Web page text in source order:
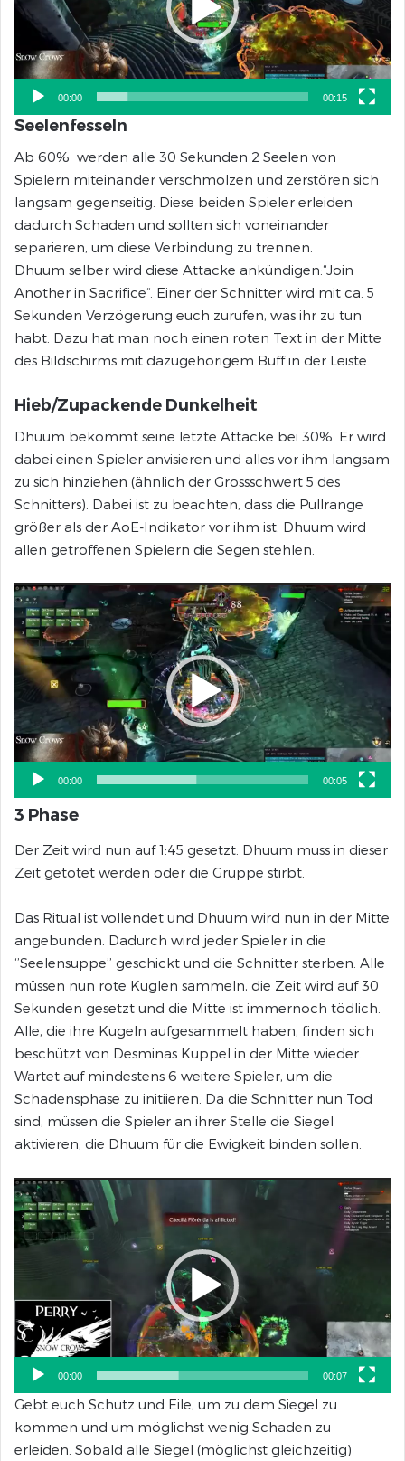
00:00 00:15
Seelenfesseln
Ab 60% werden alle 30 Sekunden 2 Seelen von
Spielern miteinander verschmolzen und zerstören sich
langsam gegenseitig. Diese beiden Spieler erleiden
dadurch Schaden und sollten sich voneinander
separieren, um diese Verbindung zu trennen.
Dhuum selber wird diese Attacke ankündigen:“Join
Another in Sacrifice“. Einer der Schnitter wird mit ca. 5
Sekunden Verzögerung euch zurufen, was ihr zu tun
habt. Dazu hat man noch einen roten Text in der Mitte
des Bildschirms mit dazugehörigem Buff in der Leiste.
Hieb/Zupackende Dunkelheit
Dhuum bekommt seine letzte Attacke bei 30%. Er wird
dabei einen Spieler anvisieren und alles vor ihm langsam
zu sich hinziehen (ähnlich der Grossschwert 5 des
Schnitters). Dabei ist zu beachten, dass die Pullrange
größer als der AoE-Indikator vor ihm ist. Dhuum wird
allen getroffenen Spielern die Segen stehlen.
Video-
Player
00:00 00:05
3 Phase
Der Zeit wird nun auf 1:45 gesetzt. Dhuum muss in dieser
Zeit getötet werden oder die Gruppe stirbt.
Das Ritual ist vollendet und Dhuum wird nun in der Mitte
angebunden. Dadurch wird jeder Spieler in die
‘’Seelensuppe’’ geschickt und die Schnitter sterben. Alle
müssen nun rote Kuglen sammeln, die Zeit wird auf 30
Sekunden gesetzt und die Mitte ist immernoch tödlich.
Alle, die ihre Kugeln aufgesammelt haben, finden sich
beschützt von Desminas Kuppel in der Mitte wieder.
Wartet auf mindestens 6 weitere Spieler, um die
Schadensphase zu initiieren. Da die Schnitter nun Tod
sind, müssen die Spieler an ihrer Stelle die Siegel
aktivieren, die Dhuum für die Ewigkeit binden sollen.
Video-
Player
00:00 00:07
Gebt euch Schutz und Eile, um zu dem Siegel zu
kommen und um möglichst wenig Schaden zu
erleiden. Sobald alle Siegel (möglichst gleichzeitig)